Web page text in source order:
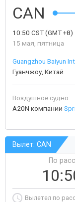
CAN
10:50 CST(GMT +8)
15 мая, пятница
Guangzhou Baiyun
Гуанчжоу, Китай
Воздушное судно:
A20N компании
Вылет: CAN
По
Вылетел по